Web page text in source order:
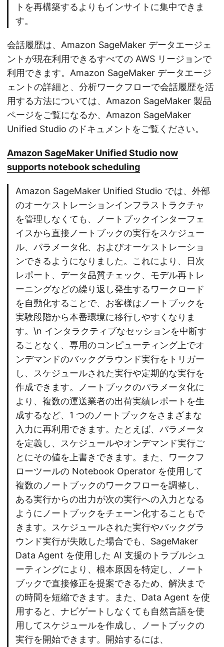
トを再構築するよりもインサイトに集中できま
す。
会話履歴は、Amazon SageMaker データエージェ
ントが現在利用できるすべての AWS リージョンで
利用できます。Amazon SageMaker データエージ
ェントの詳細と、分析ワークフローで会話履歴を活
用する方法については、Amazon SageMaker 製品
ページをご覧になるか、Amazon SageMaker
Unified Studio のドキュメントをご覧ください。
Amazon SageMaker Unified Studio now
supports notebook scheduling
Amazon SageMaker Unified Studio では、外部
のオーケストレーションインフラストラクチャ
を管理しなくても、ノートブックインターフェ
イスから直接ノートブックの実行をスケジュー
ル、パラメータ化、およびオーケストレーショ
ンできるようになりました。これにより、日次
レポート、データ品質チェック、モデル再トレ
ーニングなどの繰り返し発生するワークロード
を自動化することで、お客様はノートブックを
実験段階から本番環境に移行しやすくなりま
す。\n インタラクティブなセッションを中断す
ることなく、専用のコンピューティング上でオ
ンデマンドのバックグラウンド実行をトリガー
し、スケジュールされた実行や定期的な実行を
作成できます。ノートブックのパラメータ化に
より、複数の運送業者の出荷実績レポートを生
成するなど、1 つのノートブックをさまざまな
入力に再利用できます。たとえば、パラメータ
を定義し、スケジュールやオンデマンド実行ご
とにその値を上書きできます。また、ワークフ
ローツールの Notebook Operator を使用して
複数のノートブックのワークフローを調整し、
ある実行からの出力が次の実行への入力となる
ようにノートブックをチェーン化することもで
きます。スケジュールされた実行やバックグラ
ウンド実行が失敗した場合でも、SageMaker
Data Agent を使用した AI 支援のトラブルシュ
ーティングにより、根本原因を特定し、ノート
ブックで直接修正を提案できるため、解決まで
の時間を短縮できます。また、Data Agent を使
用すると、ナビゲートしなくても自然言語を使
用してスケジュールを作成し、ノートブックの
実行を開始できます。開始するには、